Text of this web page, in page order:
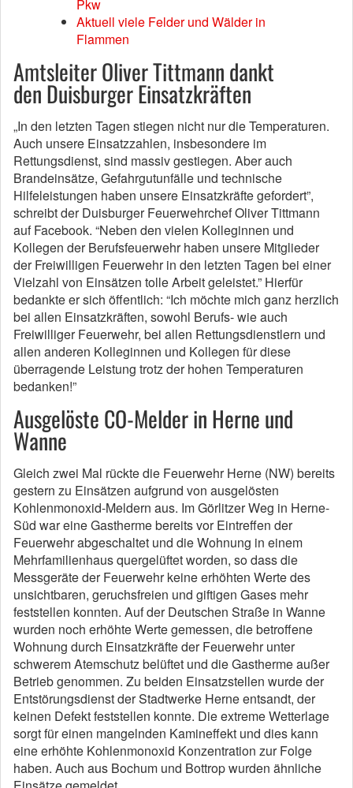
Pkw
Aktuell viele Felder und Wälder in
Flammen
Amtsleiter Oliver Tittmann dankt
den Duisburger Einsatzkräften
„In den letzten Tagen stiegen nicht nur die Temperaturen.
Auch unsere Einsatzzahlen, insbesondere im
Rettungsdienst, sind massiv gestiegen. Aber auch
Brandeinsätze, Gefahrgutunfälle und technische
Hilfeleistungen haben unsere Einsatzkräfte gefordert”,
schreibt der Duisburger Feuerwehrchef Oliver Tittmann
auf Facebook. “Neben den vielen Kolleginnen und
Kollegen der Berufsfeuerwehr haben unsere Mitglieder
der Freiwilligen Feuerwehr in den letzten Tagen bei einer
Vielzahl von Einsätzen tolle Arbeit geleistet.” Hierfür
bedankte er sich öffentlich: “Ich möchte mich ganz herzlich
bei allen Einsatzkräften, sowohl Berufs- wie auch
Freiwilliger Feuerwehr, bei allen Rettungsdienstlern und
allen anderen Kolleginnen und Kollegen für diese
überragende Leistung trotz der hohen Temperaturen
bedanken!”
Ausgelöste CO-Melder in Herne und
Wanne
Gleich zwei Mal rückte die Feuerwehr Herne (NW) bereits
gestern zu Einsätzen aufgrund von ausgelösten
Kohlenmonoxid-Meldern aus. Im Görlitzer Weg in Herne-
Süd war eine Gastherme bereits vor Eintreffen der
Feuerwehr abgeschaltet und die Wohnung in einem
Mehrfamilienhaus quergelüftet worden, so dass die
Messgeräte der Feuerwehr keine erhöhten Werte des
unsichtbaren, geruchsfreien und giftigen Gases mehr
feststellen konnten. Auf der Deutschen Straße in Wanne
wurden noch erhöhte Werte gemessen, die betroffene
Wohnung durch Einsatzkräfte der Feuerwehr unter
schwerem Atemschutz belüftet und die Gastherme außer
Betrieb genommen. Zu beiden Einsatzstellen wurde der
Entstörungsdienst der Stadtwerke Herne entsandt, der
keinen Defekt feststellen konnte. Die extreme Wetterlage
sorgt für einen mangelnden Kamineffekt und dies kann
eine erhöhte Kohlenmonoxid Konzentration zur Folge
haben. Auch aus Bochum und Bottrop wurden ähnliche